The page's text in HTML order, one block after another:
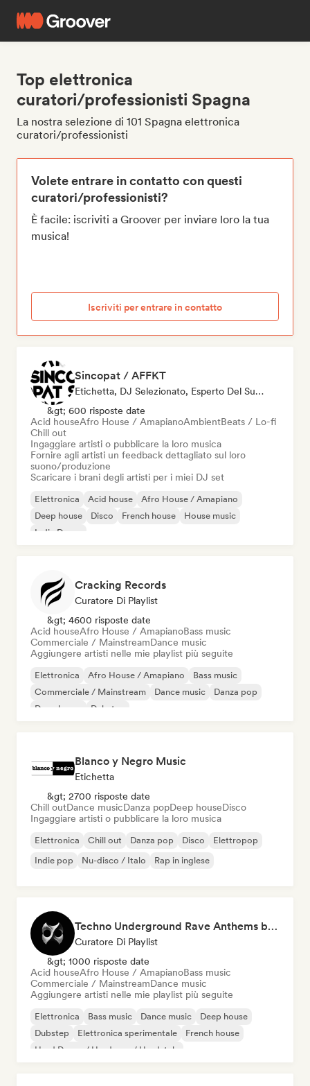
Top elettronica
curatori/professionisti Spagna
La nostra selezione di 101 Spagna elettronica
curatori/professionisti
Volete entrare in contatto con questi
curatori/professionisti?
È facile: iscriviti a Groover per inviare loro la tua
musica!
Iscriviti per entrare in contatto
Sincopat / AFFKT
Etichetta, DJ Selezionato, Esperto Del Suono
&gt; 600 risposte date
Acid houseAfro House / AmapianoAmbientBeats / Lo-fi
Chill out
Ingaggiare artisti o pubblicare la loro musica
Fornire agli artisti un feedback dettagliato sul loro
suono/produzione
Scaricare i brani degli artisti per i miei DJ set
Elettronica Acid house
Afro House / Amapiano
Deep house
Disco French house
House music
Indie Dance
Cracking Records
Curatore Di Playlist
&gt; 4600 risposte date
Acid houseAfro House / AmapianoBass music
Commerciale / MainstreamDance music
Aggiungere artisti nelle mie playlist più seguite
Elettronica Afro House / Amapiano
Bass music
Commerciale / Mainstream
Dance music
Danza pop
Deep house
Dubstep
Blanco y Negro Music
Etichetta
&gt; 2700 risposte date
Chill outDance musicDanza popDeep houseDisco
Ingaggiare artisti o pubblicare la loro musica
Elettronica Chill out Danza pop Disco
Elettropop
Indie pop
Nu-disco / Italo Rap in inglese
Techno Underground Rave Anthems by Orphium
Curatore Di Playlist
&gt; 1000 risposte date
Acid houseAfro House / AmapianoBass music
Commerciale / MainstreamDance music
Aggiungere artisti nelle mie playlist più seguite
Elettronica Bass music Dance music
Deep house
Dubstep
Elettronica sperimentale
French house
Hard Dance / Hardcore / Hardstyle